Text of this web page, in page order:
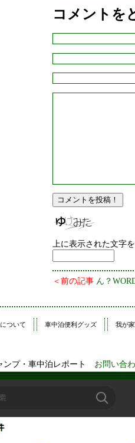
コメントを
上に表示された文字
＜前の記事 ん？
ついて 車中泊便利グッズ 我が
ンプ・車中泊レポート お問い合